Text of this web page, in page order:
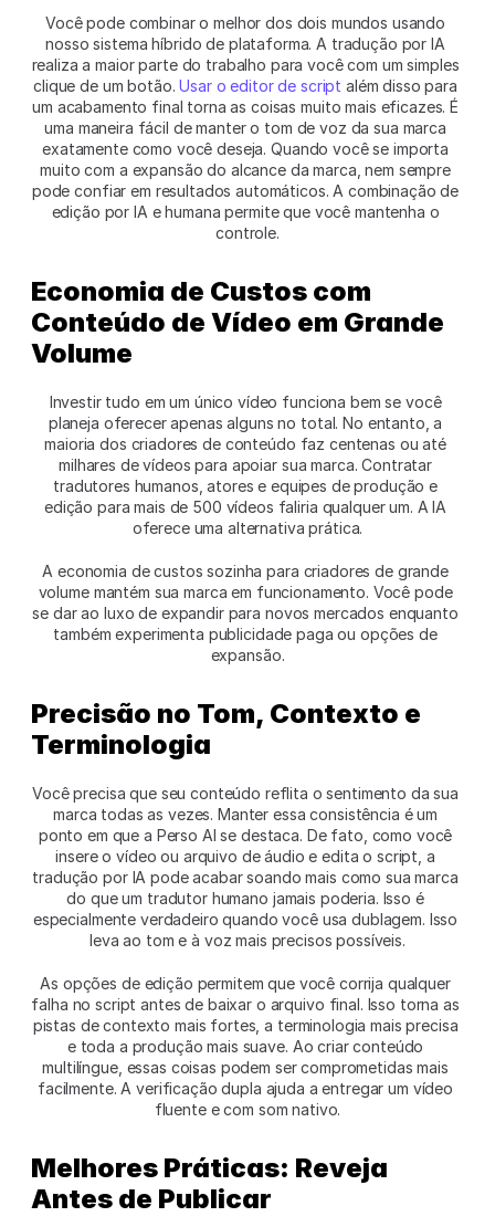
Você pode combinar o melhor dos dois mundos usando
nosso sistema híbrido de plataforma. A tradução por IA
realiza a maior parte do trabalho para você com um simples
clique de um botão. Usar o editor de script além disso para
um acabamento final torna as coisas muito mais eficazes. É
uma maneira fácil de manter o tom de voz da sua marca
exatamente como você deseja. Quando você se importa
muito com a expansão do alcance da marca, nem sempre
pode confiar em resultados automáticos. A combinação de
edição por IA e humana permite que você mantenha o
controle.
Economia de Custos com
Conteúdo de Vídeo em Grande
Volume
Investir tudo em um único vídeo funciona bem se você
planeja oferecer apenas alguns no total. No entanto, a
maioria dos criadores de conteúdo faz centenas ou até
milhares de vídeos para apoiar sua marca. Contratar
tradutores humanos, atores e equipes de produção e
edição para mais de 500 vídeos faliria qualquer um. A IA
oferece uma alternativa prática.
A economia de custos sozinha para criadores de grande
volume mantém sua marca em funcionamento. Você pode
se dar ao luxo de expandir para novos mercados enquanto
também experimenta publicidade paga ou opções de
expansão.
Precisão no Tom, Contexto e
Terminologia
Você precisa que seu conteúdo reflita o sentimento da sua
marca todas as vezes. Manter essa consistência é um
ponto em que a Perso AI se destaca. De fato, como você
insere o vídeo ou arquivo de áudio e edita o script, a
tradução por IA pode acabar soando mais como sua marca
do que um tradutor humano jamais poderia. Isso é
especialmente verdadeiro quando você usa dublagem. Isso
leva ao tom e à voz mais precisos possíveis.
As opções de edição permitem que você corrija qualquer
falha no script antes de baixar o arquivo final. Isso torna as
pistas de contexto mais fortes, a terminologia mais precisa
e toda a produção mais suave. Ao criar conteúdo
multilíngue, essas coisas podem ser comprometidas mais
facilmente. A verificação dupla ajuda a entregar um vídeo
fluente e com som nativo.
Melhores Práticas: Reveja
Antes de Publicar